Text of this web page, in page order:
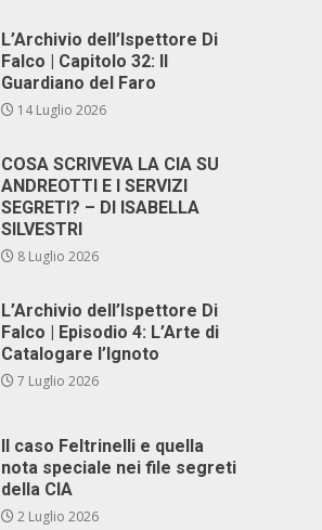
L’Archivio dell’Ispettore Di
Falco | Capitolo 32: Il
Guardiano del Faro
14 Luglio 2026
COSA SCRIVEVA LA CIA SU
ANDREOTTI E I SERVIZI
SEGRETI? – DI ISABELLA
SILVESTRI
8 Luglio 2026
L’Archivio dell’Ispettore Di
Falco | Episodio 4: L’Arte di
Catalogare l’Ignoto
7 Luglio 2026
Il caso Feltrinelli e quella
nota speciale nei file segreti
della CIA
2 Luglio 2026